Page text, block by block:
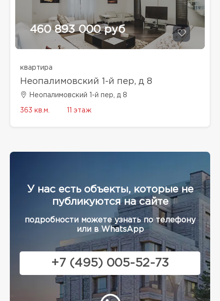
460 893 000 руб
квартира
Неопалимовский 1-й пер, д 8
Неопалимовский 1-й пер, д 8
363 кв.м. 11 этаж
У нас есть объекты, которые не
публикуются на сайте
подробности можете узнать по телефону
или в WhatsApp
+7 (495) 005-52-73